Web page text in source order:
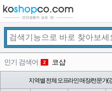
인기 검색어 2 코샵
3 익스
지역별 전체 오프라인 매장/전문가(